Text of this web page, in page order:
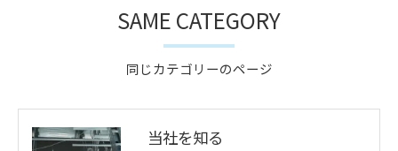
同じカテゴリーのページ
SAME CATEGORY
当社を知る